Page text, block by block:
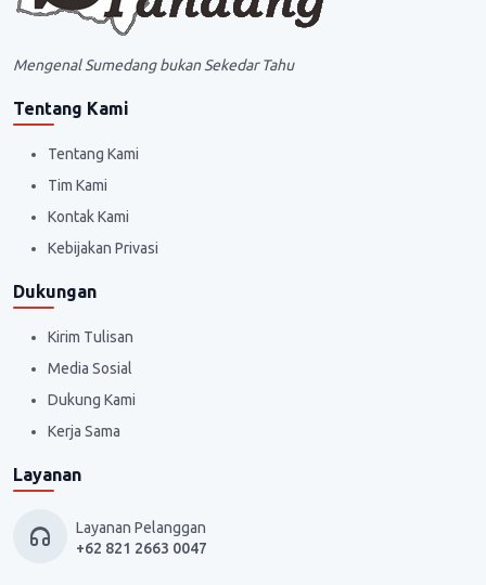
Mengenal Sumedang bukan Sekedar Tahu
Tentang Kami
Tentang Kami
Tim Kami
Kontak Kami
Kebijakan Privasi
Dukungan
Kirim Tulisan
Media Sosial
Dukung Kami
Kerja Sama
Layanan
Layanan Pelanggan
+62 821 2663 0047